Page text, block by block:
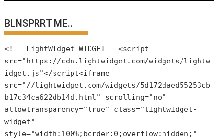
BLNSPRRT ME..
<!-- LightWidget WIDGET --<script
src="https://cdn.lightwidget.com/widgets/lightw
idget.js"</script<iframe
src="//lightwidget.com/widgets/5d172daed55253cb
b17c34ca622db14d.html" scrolling="no"
allowtransparency="true" class="lightwidget-
widget"
style="width:100%;border:0;overflow:hidden;"